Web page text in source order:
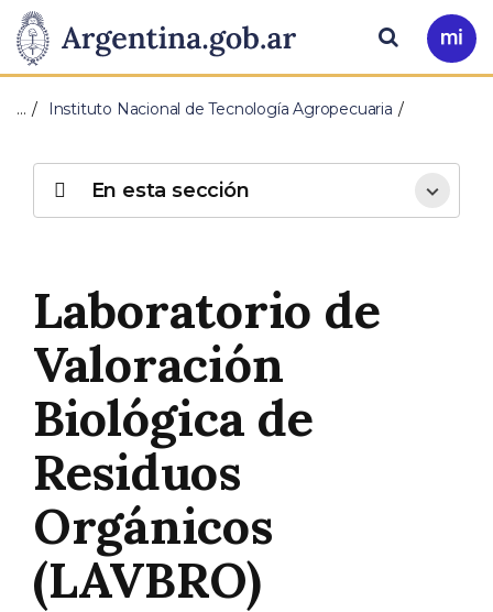
Presidencia
de
Nación
Pasar al contenido principal
Ir
a
Buscar
… Instituto Nacional de Tecnología Agropecuaria
Laboratorio de
Valoración
Biológica de
Residuos
Orgánicos
(LAVBRO)
En esta sección